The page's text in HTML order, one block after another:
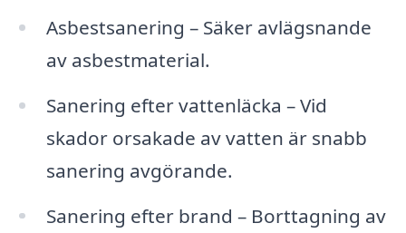
Asbestsanering – Säker avlägsnande
av asbestmaterial.
Sanering efter vattenläcka – Vid
skador orsakade av vatten är snabb
sanering avgörande.
Sanering efter brand – Borttagning av